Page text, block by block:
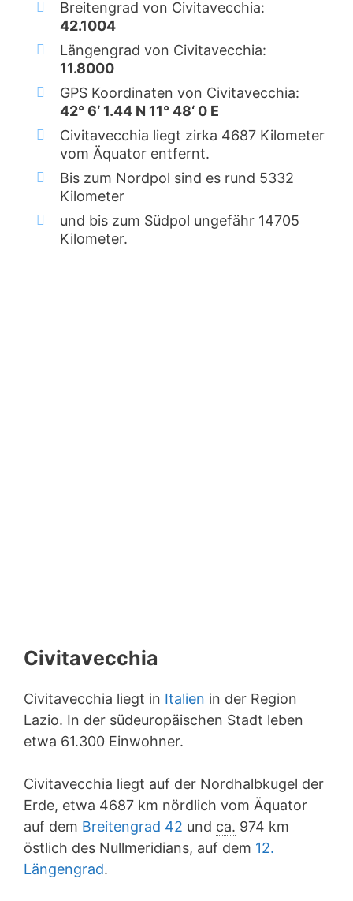
Breitengrad von Civitavecchia:
42.1004
Längengrad von Civitavecchia:
11.8000
GPS Koordinaten von Civitavecchia:
42° 6‘ 1.44 N 11° 48‘ 0 E
Civitavecchia liegt zirka 4687 Kilometer
vom Äquator entfernt.
Bis zum Nordpol sind es rund 5332
Kilometer
und bis zum Südpol ungefähr 14705
Kilometer.
Civitavecchia
Civitavecchia liegt in Italien in der Region
Lazio. In der südeuropäischen Stadt leben
etwa 61.300 Einwohner.
Civitavecchia liegt auf der Nordhalbkugel der
Erde, etwa 4687 km nördlich vom Äquator
auf dem Breitengrad 42 und ca. 974 km
östlich des Nullmeridians, auf dem 12.
Längengrad.